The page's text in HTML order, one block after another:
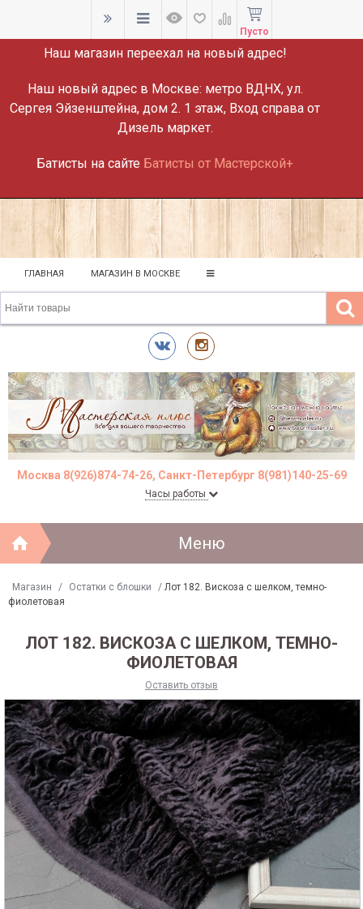
ВНИМАНИЕ!
Наш магазин переехал на новый адрес!
Наш новый адрес в Москве: метро ВДНХ, ул.
Сергея Эйзенштейна, дом 2. 1 этаж, Вход справа от
Дизель маркет.
Батисты на сайте Батисты от Мастерской+
Пусто
ГЛАВНАЯ МАГАЗИН В МОСКВЕ
Москва 8(926)874-74-26, Санкт-Петербург 8(981)140-25-69
Часы работы
Меню
Магазин / Остатки с блошки / Лот 182. Вискоза с шелком, темно-
фиолетовая
ЛОТ 182. ВИСКОЗА С ШЕЛКОМ, ТЕМНО-
ФИОЛЕТОВАЯ
Оставить отзыв